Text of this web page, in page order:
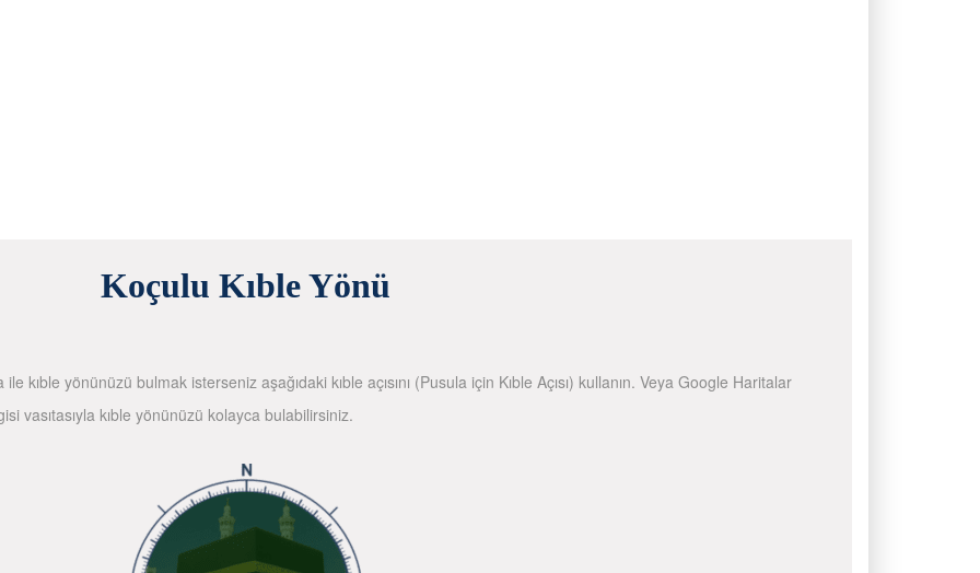
Koçulu Kıble Yönü
kıble yönünüzü bulmak isterseniz aşağıdaki kıble açısını (Pusula için Kıble Açısı) kullanın. Veya Google Haritalar
vasıtasıyla kıble yönünüzü kolayca bulabilirsiniz.